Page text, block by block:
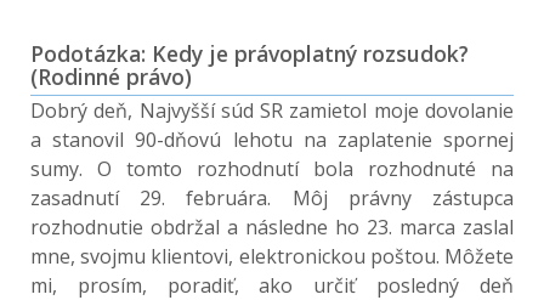
Podotázka: Kedy je právoplatný rozsudok?
(Rodinné právo)
Dobrý deň, Najvyšší súd SR zamietol moje dovolanie
a stanovil 90-dňovú lehotu na zaplatenie spornej
sumy. O tomto rozhodnutí bola rozhodnuté na
zasadnutí 29. februára. Môj právny zástupca
rozhodnutie obdržal a následne ho 23. marca zaslal
mne, svojmu klientovi, elektronickou poštou. Môžete
mi, prosím, poradiť, ako určiť posledný deň